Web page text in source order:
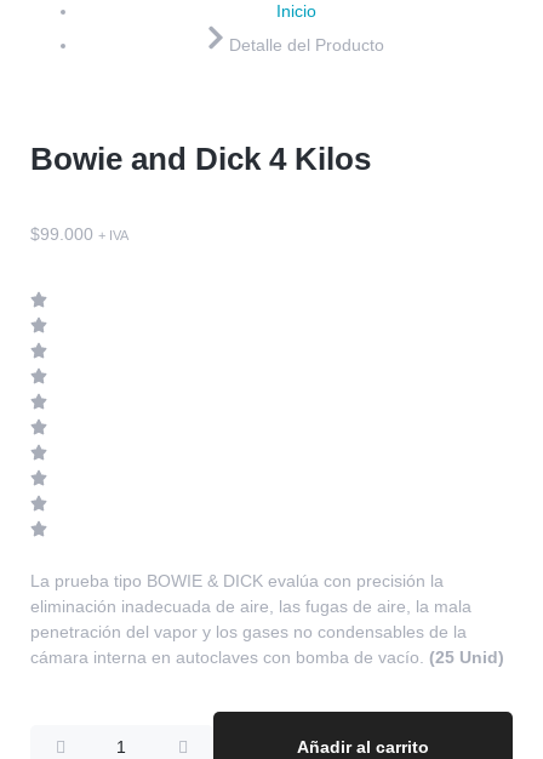
Inicio
Detalle del Producto
Bowie and Dick 4 Kilos
$99.000 + IVA
La prueba tipo BOWIE & DICK evalúa con precisión la
eliminación inadecuada de aire, las fugas de aire, la mala
penetración del vapor y los gases no condensables de la
cámara interna en autoclaves con bomba de vacío. (25 Unid)
Añadir al carrito